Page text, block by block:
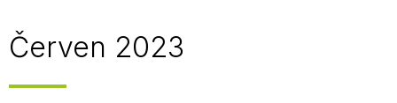
Červen 2023